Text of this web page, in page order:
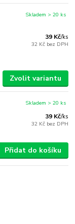
39 Kč/ks
32 Kč bez DPH
Skladem > 20 ks
Zvolit variantu
39 Kč/ks
32 Kč bez DPH
Skladem > 20 ks
Přidat do košíku